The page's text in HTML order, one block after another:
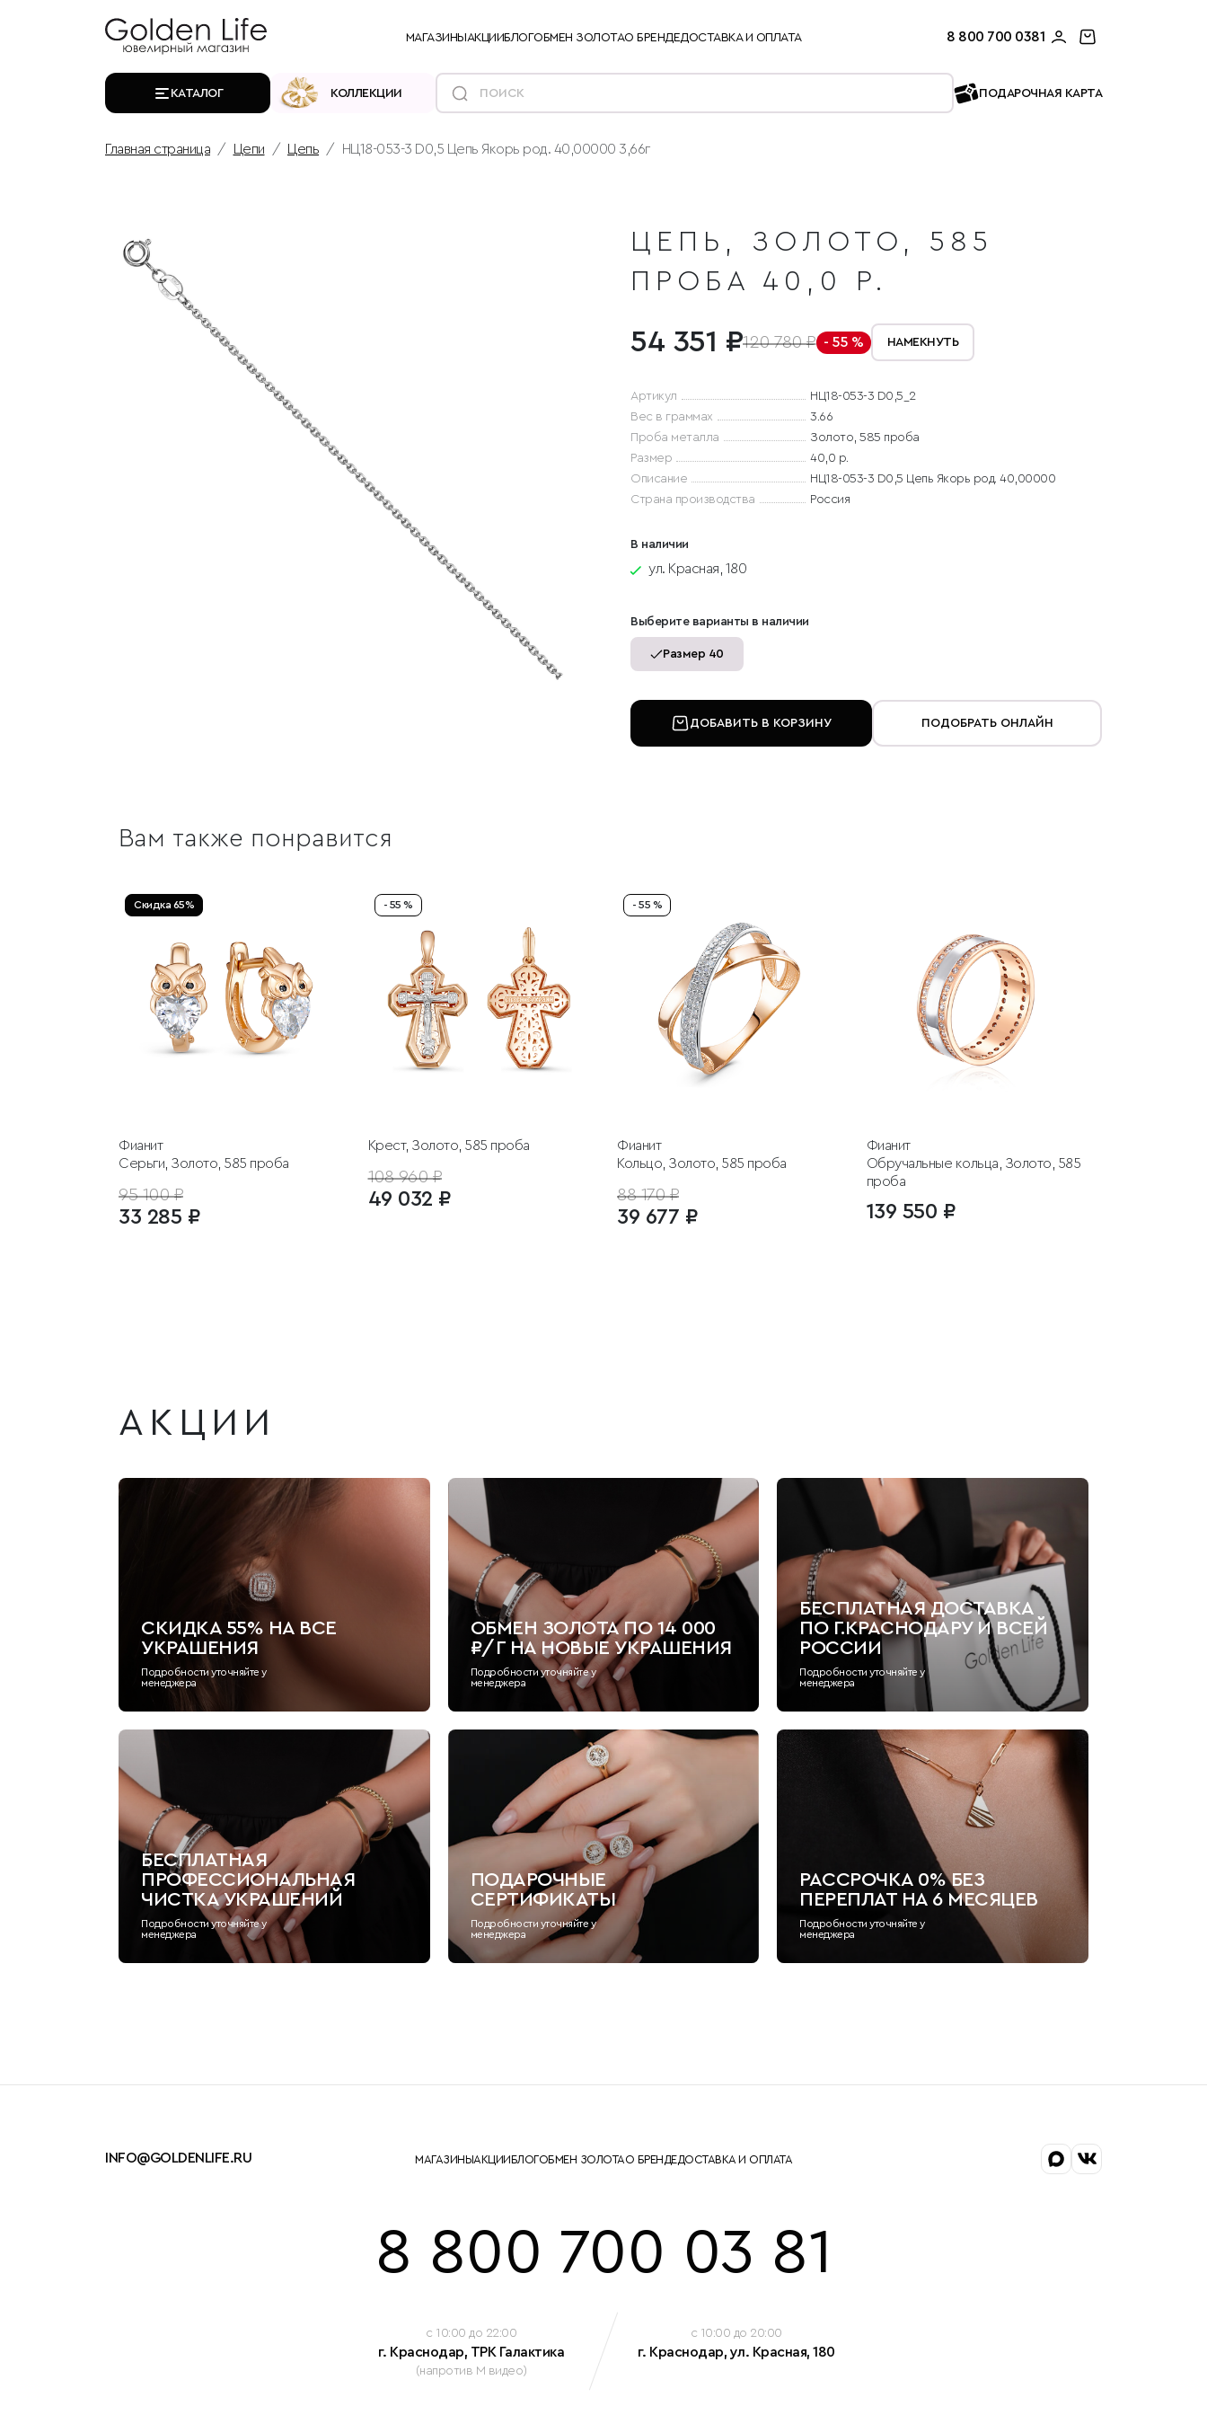
МАГАЗИНЫАКЦИИБЛОГОБМЕН ЗОЛОТАО БРЕНДЕДОСТАВКА И ОПЛАТА 8 800 700 0381
КАТАЛОГ КОЛЛЕКЦИИ ПОДАРОЧНАЯ КАРТА
Главная страница Цепи Цепь НЦ18-053-3 D0,5 Цепь Якорь род. 40,00000 3,66г
ЦЕПЬ, ЗОЛОТО, 585
ПРОБА 40,0 Р.
54 351 ₽120 780 ₽ - 55 % НАМЕКНУТЬ
Артикул
НЦ18-053-3 D0,5_2
Вес в граммах
3.66
Проба металла
Золото, 585 проба
Размер
40,0 р.
Описание
НЦ18-053-3 D0,5 Цепь Якорь род. 40,00000
Страна производства
Россия
В наличии
ул. Красная, 180
Выберите варианты в наличии
Размер 40
ДОБАВИТЬ В КОРЗИНУ ПОДОБРАТЬ ОНЛАЙН
Вам также понравится
Скидка 65%
Фианит
Серьги, Золото, 585 проба
95 100 ₽
33 285 ₽
- 55 %
Крест, Золото, 585 проба
108 960 ₽
49 032 ₽
- 55 %
Фианит
Кольцо, Золото, 585 проба
88 170 ₽
39 677 ₽
Фианит
Обручальные кольца, Золото, 585
проба
139 550 ₽
АКЦИИ
СКИДКА 55% НА ВСЕ
УКРАШЕНИЯ
Подробности уточняйте у
менеджера
ОБМЕН ЗОЛОТА ПО 14 000
₽/Г НА НОВЫЕ УКРАШЕНИЯ
Подробности уточняйте у
менеджера
БЕСПЛАТНАЯ ДОСТАВКА
ПО Г.КРАСНОДАРУ И ВСЕЙ
РОССИИ
Подробности уточняйте у
менеджера
БЕСПЛАТНАЯ
ПРОФЕССИОНАЛЬНАЯ
ЧИСТКА УКРАШЕНИЙ
Подробности уточняйте у
менеджера
ПОДАРОЧНЫЕ
СЕРТИФИКАТЫ
Подробности уточняйте у
менеджера
РАССРОЧКА 0% БЕЗ
ПЕРЕПЛАТ НА 6 МЕСЯЦЕВ
Подробности уточняйте у
менеджера
INFO@GOLDENLIFE.RU МАГАЗИНЫАКЦИИБЛОГОБМЕН ЗОЛОТАО БРЕНДЕДОСТАВКА И ОПЛАТА
8 800 700 03 81
c 10:00 до 22:00
г. Краснодар, ТРК Галактика
(напротив М видео)
c 10:00 до 20:00
г. Краснодар, ул. Красная, 180